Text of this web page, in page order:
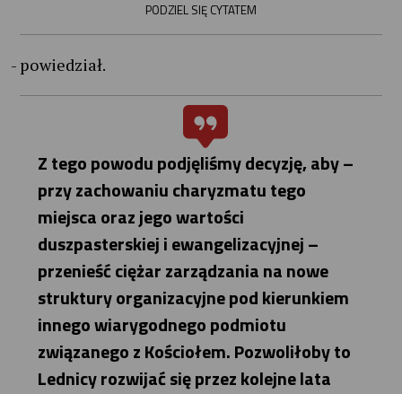
PODZIEL SIĘ CYTATEM
- powiedział.
Z tego powodu podjęliśmy decyzję, aby –
przy zachowaniu charyzmatu tego
miejsca oraz jego wartości
duszpasterskiej i ewangelizacyjnej –
przenieść ciężar zarządzania na nowe
struktury organizacyjne pod kierunkiem
innego wiarygodnego podmiotu
związanego z Kościołem. Pozwoliłoby to
Lednicy rozwijać się przez kolejne lata